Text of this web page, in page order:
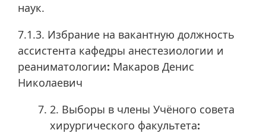
наук.
7.1.3. Избрание на вакантную должность
ассистента кафедры анестезиологии и
реаниматологии: Макаров Денис
Николаевич
2. Выборы в члены Учёного совета
хирургического факультета: